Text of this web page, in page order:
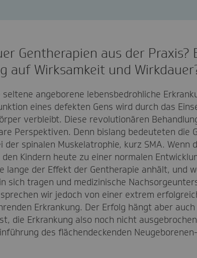
Gentherapien aus der Praxis?
auf Wirksamkeit und
angeborene lebensbedrohliche
eines defekten Gens wird durch das
verbleibt. Diese revolutionären
Perspektiven. Denn bislang bedeuteten die
spinalen Muskelatrophie, kurz SMA. Wenn
Kindern heute zu einer normalen
der Effekt der Gentherapie anhält, und
sich tragen und medizinische
wir jedoch von einer extrem
Erkrankung. Der Erfolg hängt aber
die Erkrankung also noch nicht
des flächendeckenden